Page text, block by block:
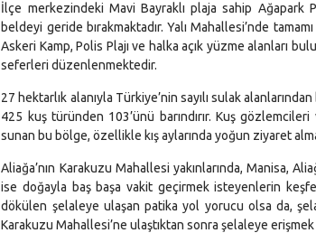
İlçe merkezindeki Mavi Bayraklı plaja sahip Ağapark
beldeyi geride bırakmaktadır. Yalı Mahallesi’nde
Askeri Kamp, Polis Plajı ve halka açık yüzme alanları
seferleri düzenlenmektedir.
27 hektarlık alanıyla Türkiye’nin sayılı sulak
425 kuş türünden 103’ünü barındırır. Kuş
sunan bu bölge, özellikle kış aylarında yoğun ziyaret
Aliağa’nın Karakuzu Mahallesi yakınlarında, Manisa,
ise doğayla baş başa vakit geçirmek isteyenlerin
dökülen şelaleye ulaşan patika yol yorucu olsa da,
Karakuzu Mahallesi’ne ulaştıktan sonra şelaleye